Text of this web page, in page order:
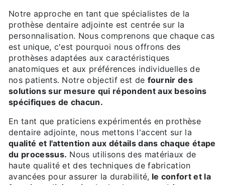
Notre approche en tant que spécialistes de la
prothèse dentaire adjointe est centrée sur la
personnalisation. Nous comprenons que chaque cas
est unique, c'est pourquoi nous offrons des
prothèses adaptées aux caractéristiques
anatomiques et aux préférences individuelles de
nos patients. Notre objectif est de fournir des
solutions sur mesure qui répondent aux besoins
spécifiques de chacun.
En tant que praticiens expérimentés en prothèse
dentaire adjointe, nous mettons l'accent sur la
qualité et l'attention aux détails dans chaque étape
du processus. Nous utilisons des matériaux de
haute qualité et des techniques de fabrication
avancées pour assurer la durabilité, le confort et la